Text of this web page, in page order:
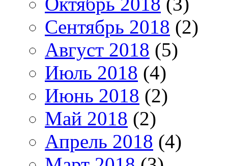
Сентябрь 2018 (2)
Август 2018 (5)
Июль 2018 (4)
Июнь 2018 (2)
Май 2018 (2)
Апрель 2018 (4)